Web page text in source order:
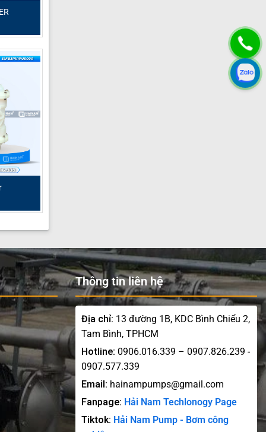
Thông tin liên hệ
Địa chỉ: 13 đường 1B, KDC Bình Chiểu 2,
Tam Bình, TPHCM
Hotline: 0906.016.339 – 0907.826.239 -
0907.577.339
Email: hainampumps@gmail.com
Fanpage: Hải Nam Techlonogy Page
Tiktok: Hải Nam Pump - Bơm công